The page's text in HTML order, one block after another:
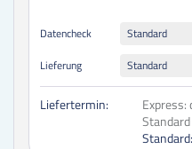
Datencheck
Standard
Lieferung
Standard
Liefertermin: Express:
Standard
Standard: